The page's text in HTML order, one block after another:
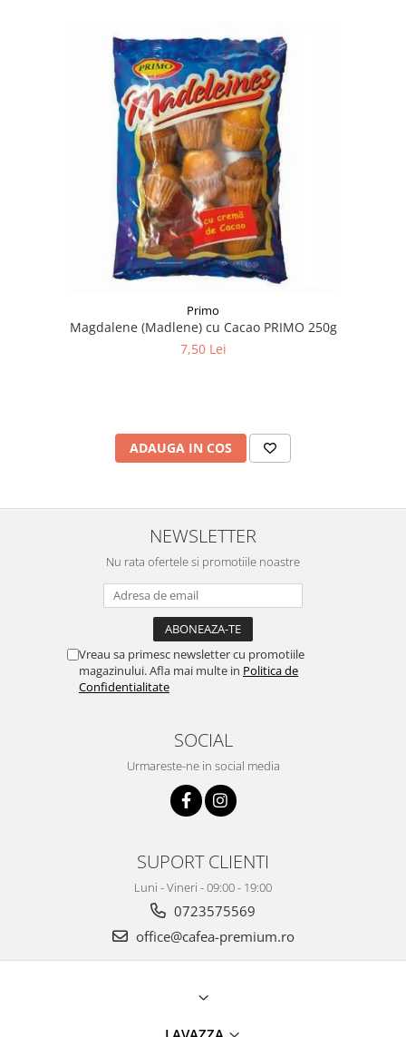
Primo
Magdalene (Madlene) cu Cacao PRIMO 250g
7,50 Lei
ADAUGA IN COS
NEWSLETTER
Nu rata ofertele si promotiile noastre
Vreau sa primesc newsletter cu promotiile
magazinului. Afla mai multe in Politica de
Confidentialitate
SOCIAL
Urmareste-ne in social media
SUPORT CLIENTI
Luni - Vineri - 09:00 - 19:00
0723575569
office@cafea-premium.ro